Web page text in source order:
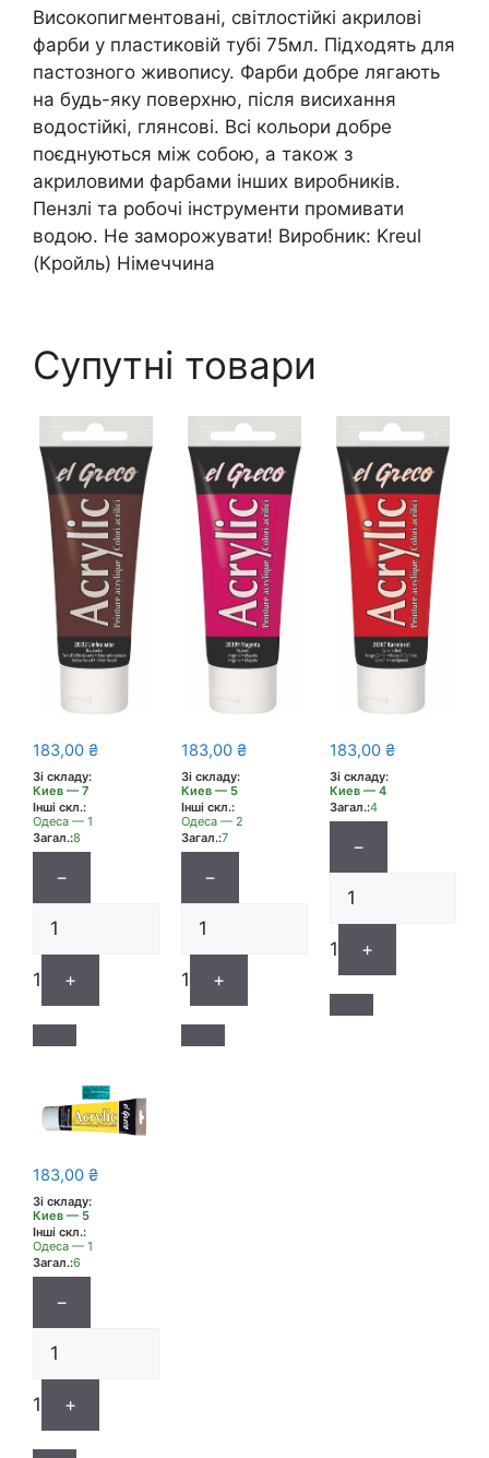
Високопигментовані, світлостійкі акрилові
фарби у пластиковій тубі 75мл. Підходять для
пастозного живопису. Фарби добре лягають
на будь-яку поверхню, після висихання
водостійкі, глянсові. Всі кольори добре
поєднуються між собою, а також з
акриловими фарбами інших виробників.
Пензлі та робочі інструменти промивати
водою. Не заморожувати! Виробник: Kreul
(Кройль) Німеччина
Супутні товари
183,00 ₴
Зі складу:
Киев — 7
Інші скл.:
Одеса — 1
Загал.:8
−
1 +
183,00 ₴
Зі складу:
Киев — 5
Інші скл.:
Одеса — 2
Загал.:7
−
1 +
183,00 ₴
Зі складу:
Киев — 4
Загал.:4
−
1 +
183,00 ₴
Зі складу:
Киев — 5
Інші скл.:
Одеса — 1
Загал.:6
−
1 +